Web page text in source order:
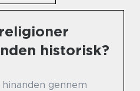
historisk?
gennem